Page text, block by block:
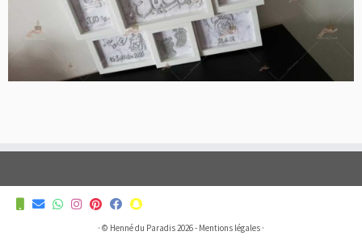
· © Henné du Paradis 2026 - Mentions légales ·